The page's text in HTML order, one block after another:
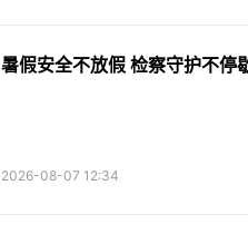
暑假安全不放假 检察守护不停
2026-08-07 12:34